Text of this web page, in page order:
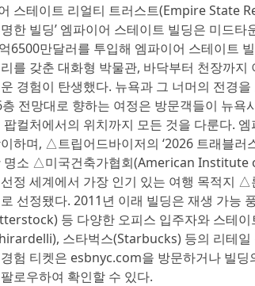
스테이트 리얼티 트러스트(Empire State
한 빌딩’ 엠파이어 스테이트 빌딩은 미드
6500만달러를 투입해 엠파이어 스테이트
를 갖춘 대화형 박물관, 바닥부터 천장까
경험이 탄생했다. 뉴욕과 그 너머의 전경
전망대로 향하는 여정은 방문객들이 뉴
팝컬처에서의 위치까지 모든 것을 다룬다.
하며, △트립어드바이저의 ‘2026 트래블러
명소 △미국건축가협회(American Institute
정 세계에서 가장 인기 있는 여행 목적지
선정됐다. 2011년 이래 빌딩은 재생 가능
등 다양한 오피스 입주자와 스테
스타벅스(Starbucks) 등의 리테
험 티켓은 esbnyc.com을 방문하거나 빌
로우하여 확인할 수 있다.